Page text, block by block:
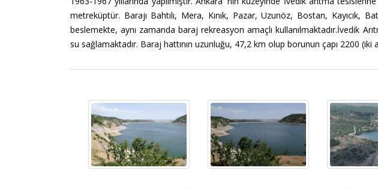
metreküptür. Barajı Bahtılı, Mera, Kınık, Pazar, Uzunöz, Bostan, Kayıcık,
beslemekte, aynı zamanda baraj rekreasyon amaçlı kullanılmaktadır.İvedik
su sağlamaktadır. Baraj hattının uzunluğu, 47,2 km olup borunun çapı 2200 (iki